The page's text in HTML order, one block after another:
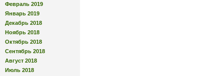
Февраль 2019
Январь 2019
Декабрь 2018
Ноябрь 2018
Октябрь 2018
Сентябрь 2018
Август 2018
Июль 2018